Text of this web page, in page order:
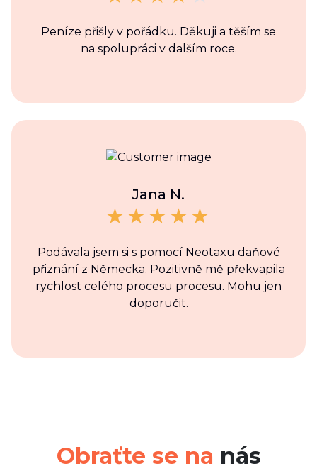
Peníze přišly v pořádku. Děkuji a těším se
na spolupráci v dalším roce.
Jana N.
Podávala jsem si s pomocí Neotaxu daňové
přiznání z Německa. Pozitivně mě překvapila
rychlost celého procesu procesu. Mohu jen
doporučit.
Obraťte se na nás